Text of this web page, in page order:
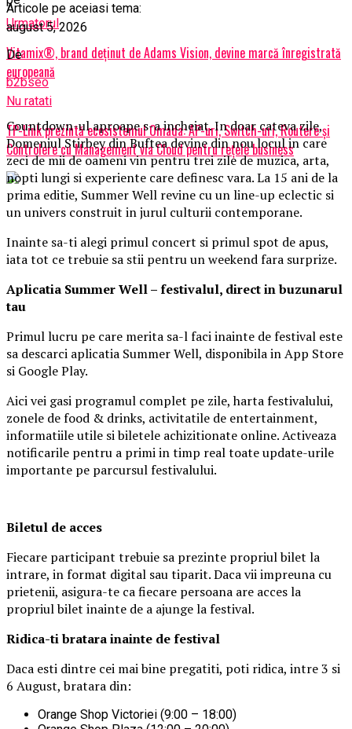
Articole pe aceiasi tema:
Urmatorul
Vitamix®, brand deținut de Adams Vision, devine marcă înregistrată
europeană
Nu ratati
TP-Link prezintă ecosistemul Omada: AP-uri, Switch-uri, Routere și
Controlere cu Management via Cloud pentru rețele business
august 5, 2026
De
b2bseo
Countdown-ul aproape s-a incheiat. In doar cateva zile,
Domeniul Stirbey din Buftea devine din nou locul in care
zeci de mii de oameni vin pentru trei zile de muzica, arta,
nopti lungi si experiente care definesc vara. La 15 ani de la
prima editie, Summer Well revine cu un line-up eclectic si
un univers construit in jurul culturii contemporane.
Inainte sa-ti alegi primul concert si primul spot de apus,
iata tot ce trebuie sa stii pentru un weekend fara surprize.
Aplicatia Summer Well– festivalul, direct in buzunarul
tau
Primul lucru pe care merita sa-l faci inainte de festival este
sa descarci aplicatia Summer Well, disponibila in App Store
si Google Play.
Aici vei gasi programul complet pe zile, harta festivalului,
zonele de food & drinks, activitatile de entertainment,
informatiile utile si biletele achizitionate online. Activeaza
notificarile pentru a primi in timp real toate update-urile
importante pe parcursul festivalului.
Biletul de acces
Fiecare participant trebuie sa prezinte propriul bilet la
intrare, in format digital sau tiparit. Daca vii impreuna cu
prietenii, asigura-te ca fiecare persoana are acces la
propriul bilet inainte de a ajunge la festival.
Ridica-ti bratarainainte de festival
Daca esti dintre cei mai bine pregatiti, poti ridica, intre 3 si
6 August, bratara din:
Orange Shop Victoriei (9:00 – 18:00)